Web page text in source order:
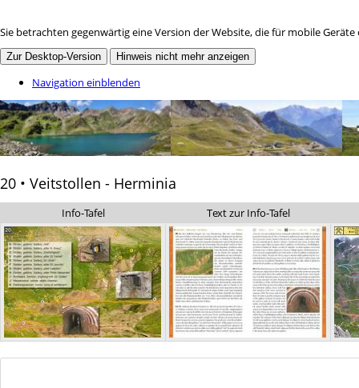
Sie betrachten gegenwärtig eine Version der Website, die für mobile
Zur Desktop-Version Hinweis nicht mehr anzeigen
Navigation einblenden
20 • Veitstollen - Herminia
Info-Tafel Text zur Info-Tafel